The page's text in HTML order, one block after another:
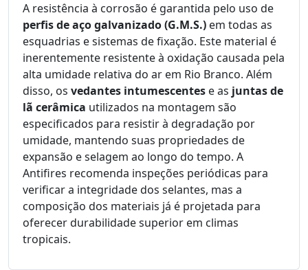
A resistência à corrosão é garantida pelo uso de
perfis de aço galvanizado (G.M.S.) em todas as
esquadrias e sistemas de fixação. Este material é
inerentemente resistente à oxidação causada pela
alta umidade relativa do ar em Rio Branco. Além
disso, os vedantes intumescentes e as juntas de
lã cerâmica utilizados na montagem são
especificados para resistir à degradação por
umidade, mantendo suas propriedades de
expansão e selagem ao longo do tempo. A
Antifires recomenda inspeções periódicas para
verificar a integridade dos selantes, mas a
composição dos materiais já é projetada para
oferecer durabilidade superior em climas
tropicais.